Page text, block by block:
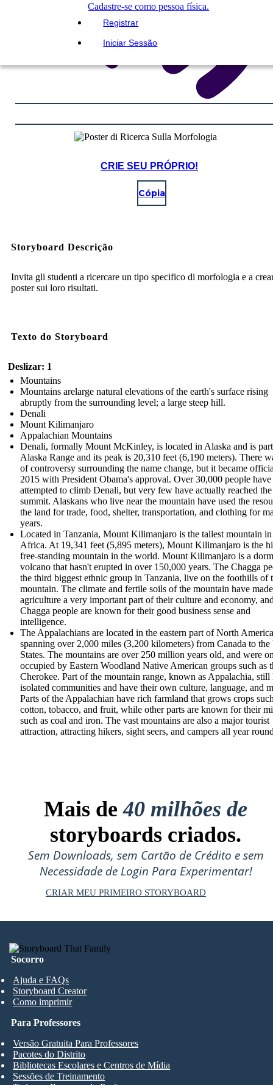
Cadastre-se como pessoa física.
Registrar
Iniciar Sessão
CRIE SEU PRÓPRIO!
Cópia
Storyboard Descrição
Invita gli studenti a ricercare un tipo specifico di morfologia e a
poster sui loro risultati.
Texto do Storyboard
Deslizar: 1
Mountains
Mountains arelarge natural elevations of the earth's surface rising
abruptly from the surrounding level; a large steep hill.
Denali
Mount Kilimanjaro
Appalachian Mountains
Denali, formally Mount McKinley, is located in Alaska and is
Alaska Range and its peak is 20,310 feet (6,190 meters). There
of controversy surrounding the name change, but it became
2015 with President Obama's approval. Over 30,000 people have
attempted to climb Denali, but very few have actually reached the
summit. Alaskans who live near the mountain have used the
the land for trade, food, shelter, transportation, and clothing for
years.
Located in Tanzania, Mount Kilimanjaro is the tallest mountain in
Africa. At 19,341 feet (5,895 meters), Mount Kilimanjaro is the
free-standing mountain in the world. Mount Kilimanjaro is a
volcano that hasn't erupted in over 150,000 years. The Chagga
the third biggest ethnic group in Tanzania, live on the foothills of
mountain. The climate and fertile soils of the mountain have made
agriculture a very important part of their culture and economy,
Chagga people are known for their good business sense and
intelligence.
The Appalachians are located in the eastern part of North
spanning over 2,000 miles (3,200 kilometers) from Canada to
States. The mountains are over 250 million years old, and were
occupied by Eastern Woodland Native American groups such as
Cherokee. Part of the mountain range, known as Appalachia,
isolated communities and have their own culture, language, and
Parts of the Appalachian have rich farmland that grows crops
cotton, tobacco, and fruit, while other parts are known for their
such as coal and iron. The vast mountains are also a major tourist
attraction, attracting hikers, sight seers, and campers all year
Mais de40 milhões de
storyboards criados.
Sem Downloads, sem Cartão de Crédito e sem
Necessidade de Login Para Experimentar!
CRIAR MEU PRIMEIRO STORYBOARD
Socorro
Ajuda e FAQs
Storyboard Creator
Como imprimir
Para Professores
Versão Gratuita Para Professores
Pacotes do Distrito
Bibliotecas Escolares e Centros de Mídia
Sessões de Treinamento